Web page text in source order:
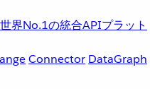
世界No.1の統合APIプラット
Connector DataGraph